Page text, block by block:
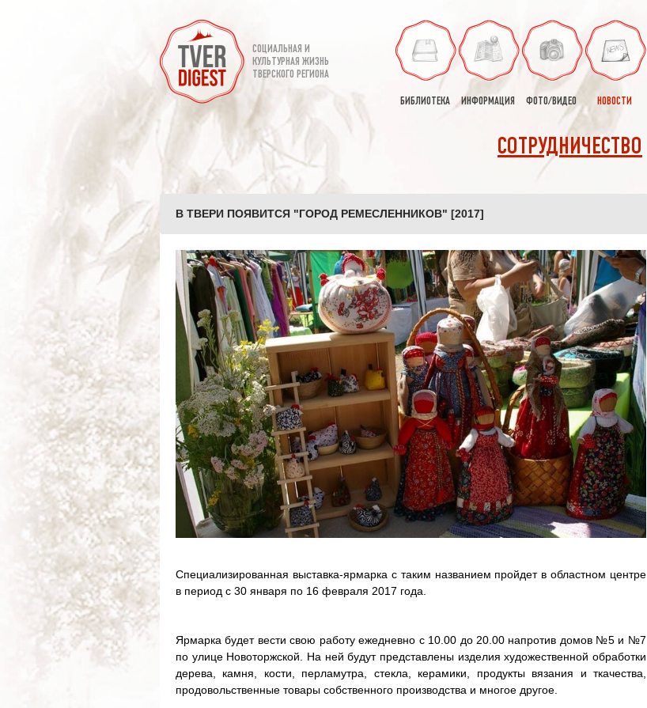
СОЦИАЛЬНАЯ И
КУЛЬТУРНАЯ ЖИЗНЬ
ТВЕРСКОГО РЕГИОНА
БИБЛИОТЕКА ИНФОРМАЦИЯ ФОТО/ВИДЕО НОВОСТИ
СОТРУДНИЧЕСТВО
В ТВЕРИ ПОЯВИТСЯ "ГОРОД РЕМЕСЛЕННИКОВ" [2017]
Специализированная выставка-ярмарка с таким названием пройдет в областном центре
в период с 30 января по 16 февраля 2017 года.
Ярмарка будет вести свою работу ежедневно с 10.00 до 20.00 напротив домов №5 и №7
по улице Новоторжской. На ней будут представлены изделия художественной обработки
дерева, камня, кости, перламутра, стекла, керамики, продукты вязания и ткачества,
продовольственные товары собственного производства и многое другое.